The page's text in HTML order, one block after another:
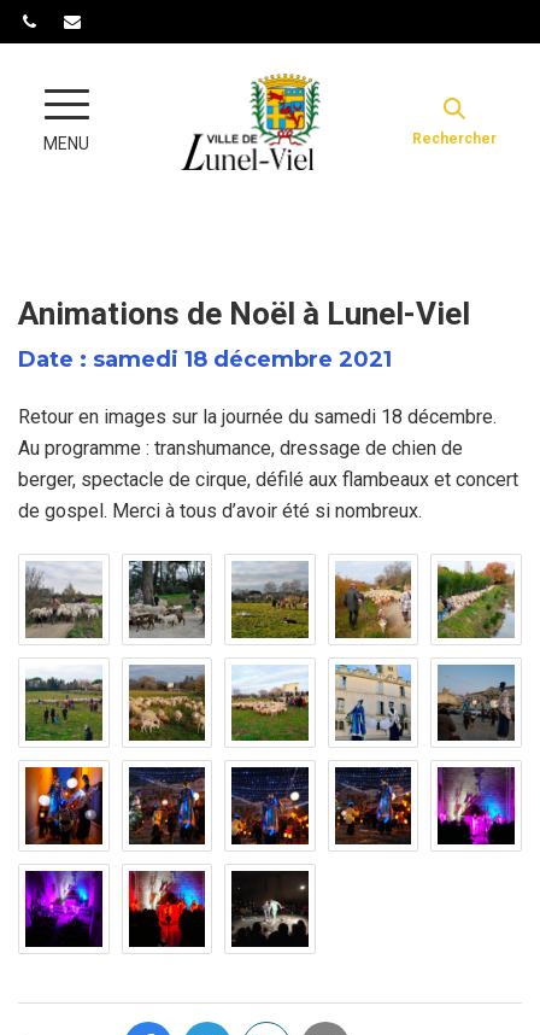
MENU Rechercher
Animations de Noël à Lunel-Viel
Date : samedi 18 décembre 2021
Retour en images sur la journée du samedi 18 décembre.
Au programme : transhumance, dressage de chien de
berger, spectacle de cirque, défilé aux flambeaux et concert
de gospel. Merci à tous d’avoir été si nombreux.